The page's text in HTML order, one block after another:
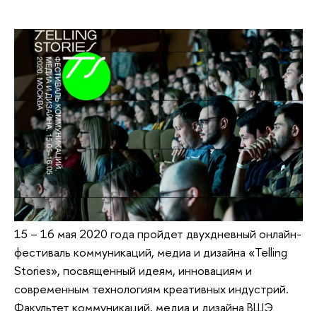
15 – 16 мая 2020 года пройдет двухдневный онлайн-
фестиваль коммуникаций, медиа и дизайна «Telling
Stories», посвященный идеям, инновациям и
современным технологиям креативных индустрий.
Факультет коммуникаций, медиа и дизайна ВШЭ